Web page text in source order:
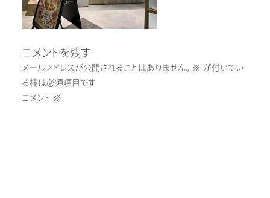
コメントを残す
メールアドレスが公開されることはありません。 ※ が付いてい
る欄は必須項目です
コメント ※